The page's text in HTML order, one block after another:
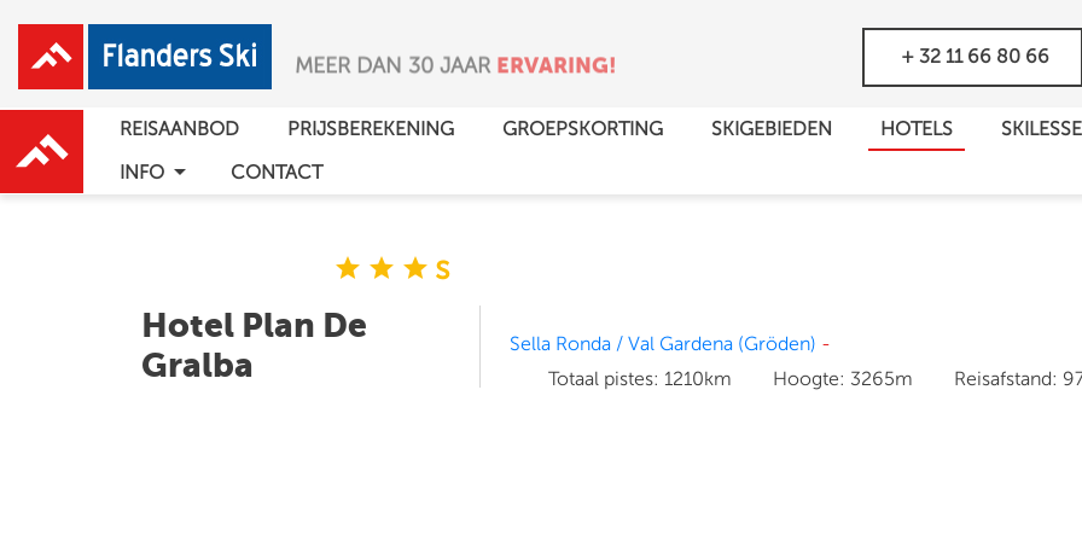
PURE SKIPRETVOOR HET HELE + 32 11 66 80 66
REISAANBOD PRIJSBEREKENING GROEPSKORTING SKIGEBIEDEN HOTELS
INFO arrow_drop_down CONTACT
star star star s
Hotel Plan De
Gralba
Sella Ronda / Val Gardena (Gröden) -
Totaal pistes: 1210km Hoogte: 3265m Reisafstand: